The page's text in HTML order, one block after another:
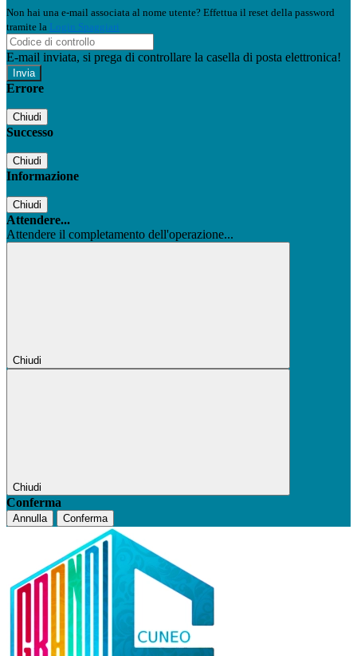
Non hai una e-mail associata al nome utente? Effettua il reset della password
tramite la Login Spaggiari
E-mail inviata, si prega di controllare la casella di posta elettronica!
Errore
Chiudi
Successo
Chiudi
Informazione
Chiudi
Attendere...
Attendere il completamento dell'operazione...
Chiudi
Chiudi
Conferma
Annulla Conferma